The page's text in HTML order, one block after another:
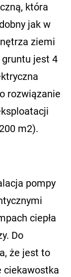
która
jak w
ziemi
gruntu jest 4
rozwiązanie
m2).
pompy
ciepła
Do
że jest to
ciekawostka